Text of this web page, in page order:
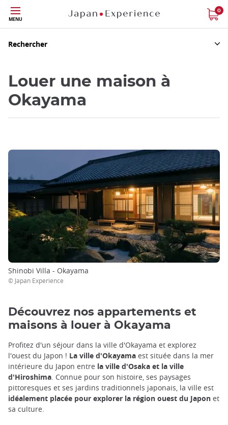
Skip
to
main
content
MENU
0
Rechercher
Louer une maison à
Okayama
Shinobi Villa - Okayama
© Japan Experience
Découvrez nos appartements et
maisons à louer à Okayama
Profitez d'un séjour dans la ville d'Okayama et explorez
l'ouest du Japon ! La ville d'Okayama est située dans la mer
intérieure du Japon entre la ville d'Osaka et la ville
d'Hiroshima. Connue pour son histoire, ses paysages
pittoresques et ses jardins traditionnels japonais, la ville est
idéalement placée pour explorer la région ouest du Japon et
sa culture.